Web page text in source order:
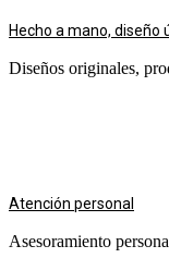
Hecho a mano, diseño
Diseños originales,
Atención personal
Asesoramiento